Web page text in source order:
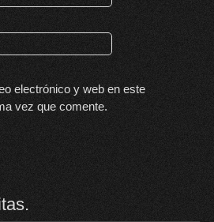
electrónico y web en este
vez que comente.